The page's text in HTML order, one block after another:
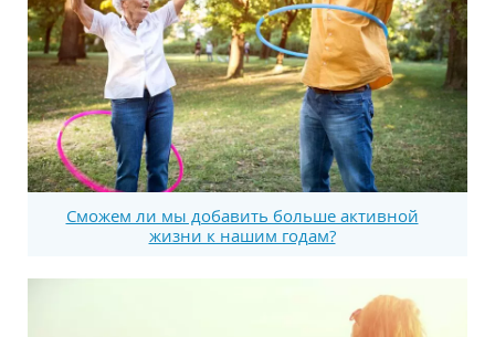
Сможем ли мы добавить больше активной
жизни к нашим годам?